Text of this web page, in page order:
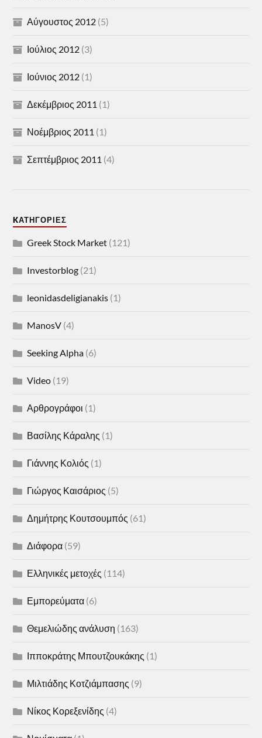
Αύγουστος 2012 (5)
Ιούλιος 2012 (3)
Ιούνιος 2012 (1)
Δεκέμβριος 2011 (1)
Νοέμβριος 2011 (1)
Σεπτέμβριος 2011 (4)
KΑΤΗΓΟΡΊΕΣ
Greek Stock Market (121)
Investorblog (21)
leonidasdeligianakis (1)
ManosV (4)
Seeking Alpha (6)
Video (19)
Αρθρογράφοι (1)
Βασίλης Κάραλης (1)
Γιάννης Κολιός (1)
Γιώργος Καισάριος (5)
Δημήτρης Κουτσουμπός (61)
Διάφορα (59)
Ελληνικές μετοχές (114)
Εμπορεύματα (6)
Θεμελιώδης ανάλυση (163)
Ιπποκράτης Μπουτζουκάκης (1)
Μιλτιάδης Κοτζιάμπασης (9)
Νίκος Κορεξενίδης (4)